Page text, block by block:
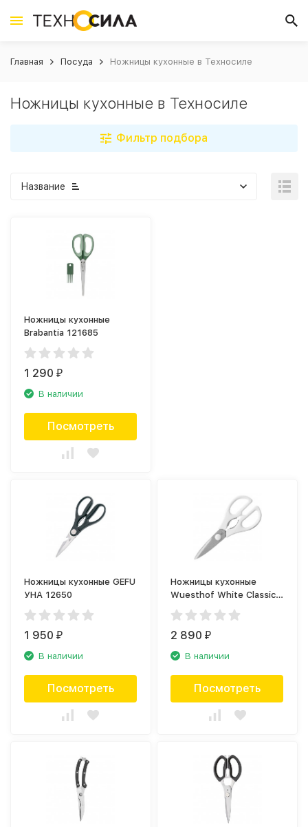
Главная Посуда Ножницы кухонные в Техносиле
Ножницы кухонные в Техносиле
Фильтр подбора
Название
Ножницы кухонные
Brabantia 121685
1 290₽
В наличии
Посмотреть
Ножницы кухонные GEFU
УНА 12650
1 950₽
В наличии
Посмотреть
Ножницы кухонные
Wuesthof White Classic
1040294901
2 890₽
В наличии
Посмотреть